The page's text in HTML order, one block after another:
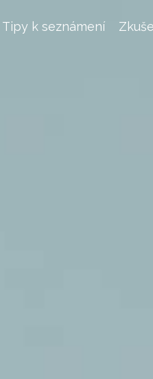
Tipy k seznámení